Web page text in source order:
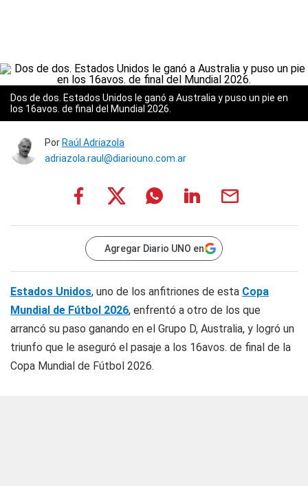
Dos de dos. Estados Unidos le ganó a Australia y puso un pie en
los 16avos. de final del Mundial 2026.
Por Raúl Adriazola
adriazola.raul@diariouno.com.ar
Agregar Diario UNO en
Estados Unidos, uno de los anfitriones de esta Copa
Mundial de Fútbol 2026, enfrentó a otro de los que
arrancó su paso ganando en el Grupo D, Australia, y logró un
triunfo que le aseguró el pasaje a los 16avos. de final de la
Copa Mundial de Fútbol 2026.